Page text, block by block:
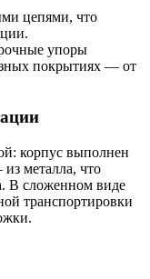
цепями, что
упоры
покрытиях — от
корпус выполнен
металла, что
В сложенном виде
транспортировки